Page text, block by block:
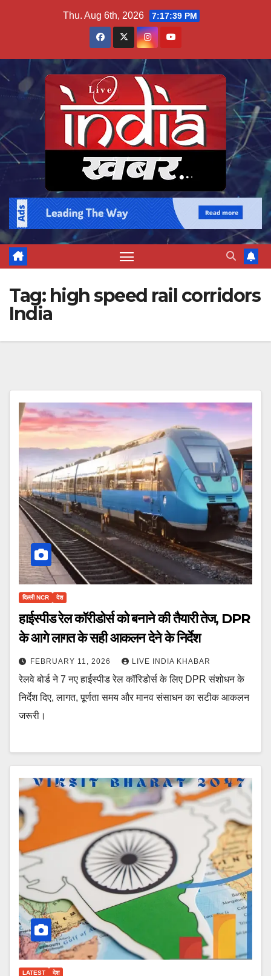
Thu. Aug 6th, 2026 7:17:39 PM
Tag: high speed rail corridors
India
दिल्ली NCR देश
हाईस्पीड रेल कॉरीडोर्स को बनाने की तैयारी तेज, DPR
के आगे लागत के सही आकलन देने के निर्देश
FEBRUARY 11, 2026 LIVE INDIA KHABAR
रेलवे बोर्ड ने 7 नए हाईस्पीड रेल कॉरिडोर्स के लिए DPR संशोधन के
निर्देश दिए, लागत, पूर्णता समय और मानव संसाधन का सटीक आकलन
जरूरी।
LATEST देश